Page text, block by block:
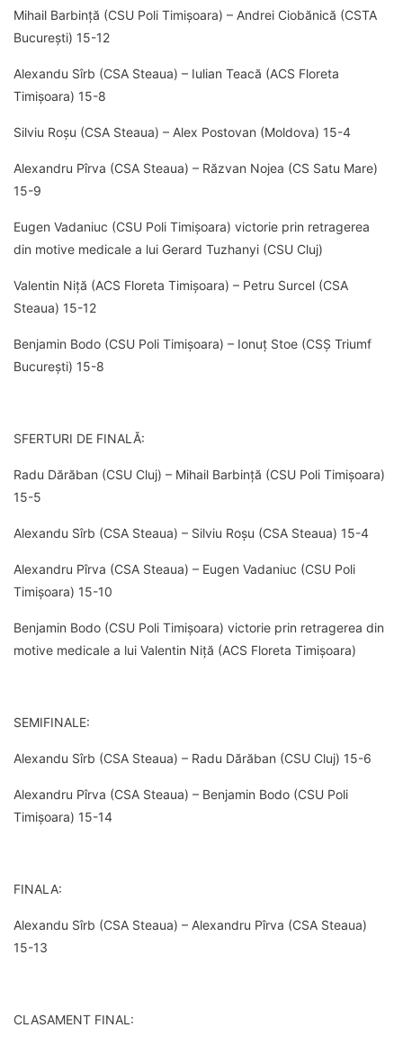
Mihail Barbință (CSU Poli Timișoara) – Andrei Ciobănică (CSTA
București) 15-12
Alexandu Sîrb (CSA Steaua) – Iulian Teacă (ACS Floreta
Timișoara) 15-8
Silviu Roșu (CSA Steaua) – Alex Postovan (Moldova) 15-4
Alexandru Pîrva (CSA Steaua) – Răzvan Nojea (CS Satu Mare)
15-9
Eugen Vadaniuc (CSU Poli Timișoara) victorie prin retragerea
din motive medicale a lui Gerard Tuzhanyi (CSU Cluj)
Valentin Niță (ACS Floreta Timișoara) – Petru Surcel (CSA
Steaua) 15-12
Benjamin Bodo (CSU Poli Timișoara) – Ionuț Stoe (CSȘ Triumf
București) 15-8
SFERTURI DE FINALĂ:
Radu Dărăban (CSU Cluj) – Mihail Barbință (CSU Poli Timișoara)
15-5
Alexandu Sîrb (CSA Steaua) – Silviu Roșu (CSA Steaua) 15-4
Alexandru Pîrva (CSA Steaua) – Eugen Vadaniuc (CSU Poli
Timișoara) 15-10
Benjamin Bodo (CSU Poli Timișoara) victorie prin retragerea din
motive medicale a lui Valentin Niță (ACS Floreta Timișoara)
SEMIFINALE:
Alexandu Sîrb (CSA Steaua) – Radu Dărăban (CSU Cluj) 15-6
Alexandru Pîrva (CSA Steaua) – Benjamin Bodo (CSU Poli
Timișoara) 15-14
FINALA:
Alexandu Sîrb (CSA Steaua) – Alexandru Pîrva (CSA Steaua)
15-13
CLASAMENT FINAL: